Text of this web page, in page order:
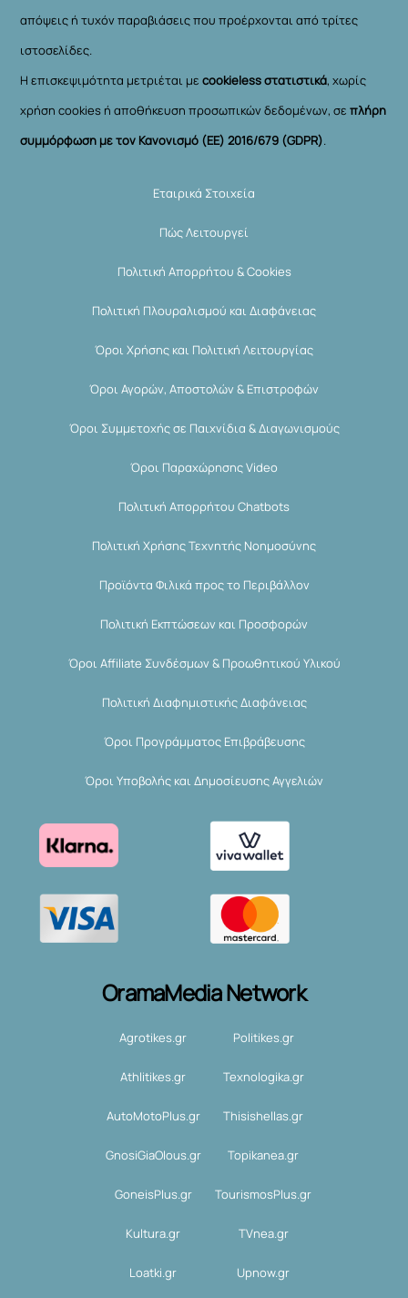
απόψεις ή τυχόν παραβιάσεις που προέρχονται από τρίτες
ιστοσελίδες.
Η επισκεψιμότητα μετριέται μεcookieless στατιστικά, χωρίς
χρήση cookies ή αποθήκευση προσωπικών δεδομένων, σεπλήρη
συμμόρφωση με τον Κανονισμό (ΕΕ) 2016/679 (GDPR).
Εταιρικά Στοιχεία
Πώς Λειτουργεί
Πολιτική Απορρήτου & Cookies
Πολιτική Πλουραλισμού και Διαφάνειας
Όροι Χρήσης και Πολιτική Λειτουργίας
Όροι Αγορών, Αποστολών & Επιστροφών
Όροι Συμμετοχής σε Παιχνίδια & Διαγωνισμούς
Όροι Παραχώρησης Video
Πολιτική Απορρήτου Chatbots
Πολιτική Χρήσης Τεχνητής Νοημοσύνης
Προϊόντα Φιλικά προς το Περιβάλλον
Πολιτική Εκπτώσεων και Προσφορών
Όροι Affiliate Συνδέσμων & Προωθητικού Υλικού
Πολιτική Διαφημιστικής Διαφάνειας
Όροι Προγράμματος Επιβράβευσης
Όροι Υποβολής και Δημοσίευσης Αγγελιών
OramaMedia Network
Agrotikes.gr Politikes.gr
Athlitikes.gr Texnologika.gr
AutoMotoPlus.gr Thisishellas.gr
GnosiGiaOlous.gr Topikanea.gr
GoneisPlus.gr TourismosPlus.gr
Kultura.gr TVnea.gr
Loatki.gr Upnow.gr